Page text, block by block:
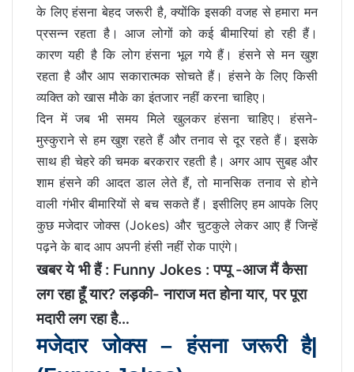
के लिए हंसना बेहद जरूरी है, क्योंकि इसकी वजह से हमारा मन
प्रसन्न रहता है। आज लोगों को कई बीमारियां हो रही हैं।
कारण यही है कि लोग हंसना भूल गये हैं। हंसने से मन खुश
रहता है और आप सकारात्मक सोचते हैं। हंसने के लिए किसी
व्यक्ति को खास मौके का इंतजार नहीं करना चाहिए।
दिन में जब भी समय मिले खुलकर हंसना चाहिए। हंसने-
मुस्कुराने से हम खुश रहते हैं और तनाव से दूर रहते हैं। इसके
साथ ही चेहरे की चमक बरकरार रहती है। अगर आप सुबह और
शाम हंसने की आदत डाल लेते हैं, तो मानसिक तनाव से होने
वाली गंभीर बीमारियों से बच सकते हैं। इसीलिए हम आपके लिए
कुछ मजेदार जोक्स (Jokes) और चुटकुले लेकर आए हैं जिन्हें
पढ़ने के बाद आप अपनी हंसी नहीं रोक पाएंगे।
खबर ये भी हैं : Funny Jokes : पप्‍पू -आज मैं कैसा
लग रहा हूँ यार? लड़की- नाराज मत होना यार, पर पूरा
मदारी लग रहा है…
मजेदार जोक्स – हंसना जरूरी है|